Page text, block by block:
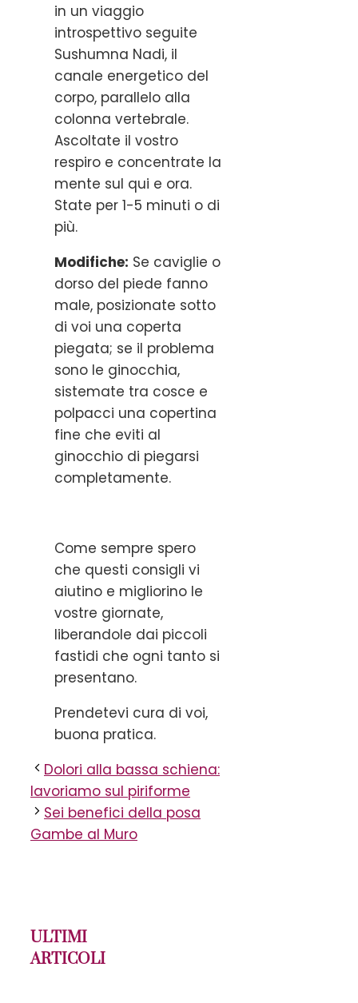
in un viaggio
introspettivo seguite
Sushumna Nadi, il
canale energetico del
corpo, parallelo alla
colonna vertebrale.
Ascoltate il vostro
respiro e concentrate la
mente sul qui e ora.
State per 1-5 minuti o di
più.
Modifiche: Se caviglie o
dorso del piede fanno
male, posizionate sotto
di voi una coperta
piegata; se il problema
sono le ginocchia,
sistemate tra cosce e
polpacci una copertina
fine che eviti al
ginocchio di piegarsi
completamente.
Come sempre spero
che questi consigli vi
aiutino e migliorino le
vostre giornate,
liberandole dai piccoli
fastidi che ogni tanto si
presentano.
Prendetevi cura di voi,
buona pratica.
Dolori alla bassa schiena:
lavoriamo sul piriforme
Sei benefici della posa
Gambe al Muro
ULTIMI
ARTICOLI